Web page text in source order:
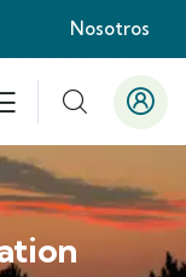
Nosotros